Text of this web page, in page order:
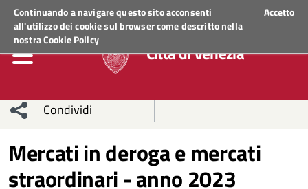
Continuando a navigare questo sito acconsenti
all'utilizzo dei cookie sul browser come descritto nella
nostraCookie Policy
Accetto
Regione Veneto ACCEDI AI SERVIZI
Città di Venezia
Condividi
sui social
Condividi
Condividi
su
Condividi
Mercati in deroga e mercati
straordinari - anno 2023